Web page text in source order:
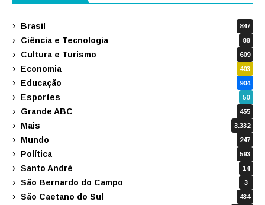
Brasil 847
Ciência e Tecnologia 88
Cultura e Turismo 609
Economia 403
Educação 904
Esportes 50
Grande ABC 455
Mais 3.332
Mundo 247
Política 593
Santo André 14
São Bernardo do Campo 3
São Caetano do Sul 434